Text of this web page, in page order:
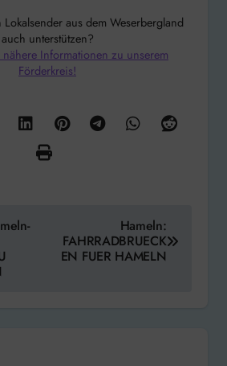
aus dem Weserbergland
auch unterstützen?
Informationen zu unserem
Förderkreis!
Hameln:
FAHRRADBRUECK
EN FUER HAMELN